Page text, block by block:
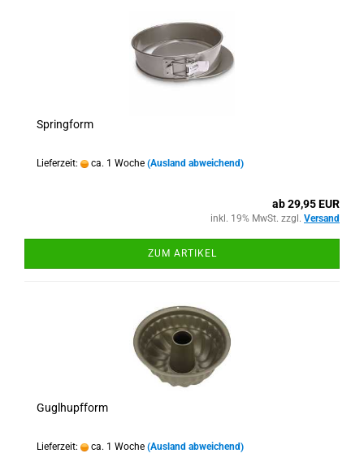
Springform
Lieferzeit: ca. 1 Woche (Ausland abweichend)
ab 29,95 EUR
inkl. 19% MwSt. zzgl. Versand
ZUM ARTIKEL
Guglhupfform
Lieferzeit: ca. 1 Woche (Ausland abweichend)